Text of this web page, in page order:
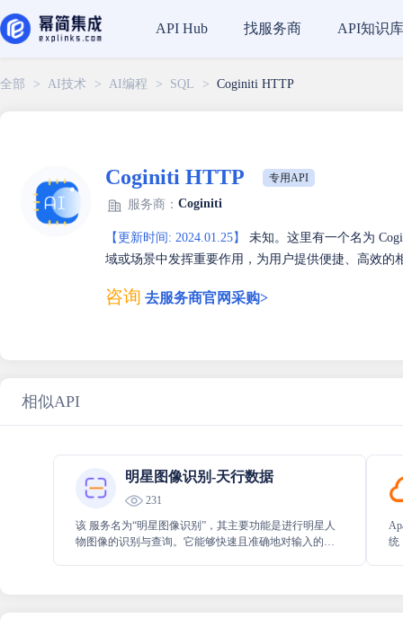
API Hub 找服务商 API知识库
全部 > AI技术 > AI编程 > SQL > Coginiti HTTP
Coginiti HTTP 专用API
服务商： Coginiti
【更新时间: 2024.01.25】
未知。这里有一个名为
域或场景中发挥重要作用，为用户提供便捷、高效
咨询 去服务商官网采购>
相似API
明星图像识别-天行数据
231
该 服务名为“明星图像识别”，其主要功能是进行明星人
物图像的识别与查询。它能够快速且准确地对输入的明
统